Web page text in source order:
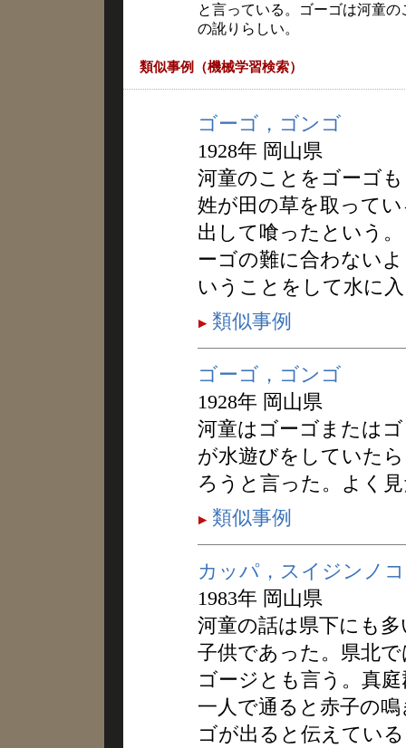
と言っている。ゴーゴは河童
の訛りらしい。
類似事例（機械学習検索）
ゴーゴ，ゴンゴ
1928年 岡山県
河童のことをゴーゴ
姓が田の草を取って
出して喰ったという
ーゴの難に合わない
いうことをして水に
類似事例
ゴーゴ，ゴンゴ
1928年 岡山県
河童はゴーゴまたは
が水遊びをしていた
ろうと言った。よく
類似事例
カッパ，スイジンノ
1983年 岡山県
河童の話は県下にも
子供であった。県北
ゴージとも言う。真
一人で通ると赤子の
ゴが出ると伝えてい